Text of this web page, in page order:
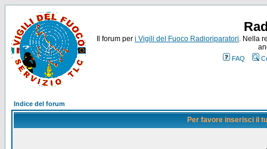
Il forum per i Vigili del Fuoco Radioriparatori. Nella
FAQ
Indice del forum
Per favore inserisci il